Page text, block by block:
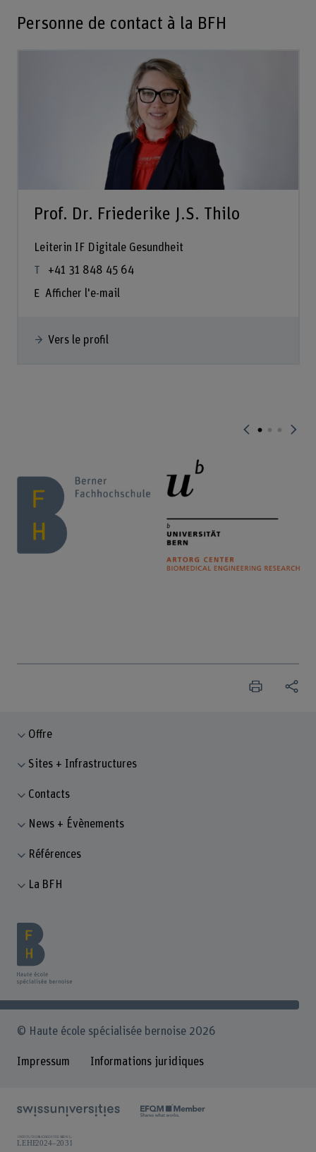
Personne de contact à la BFH
Prof. Dr. Friederike J.S. Thilo
Leiterin IF Digitale Gesundheit
+41 31 848 45 64
Afficher l'e-mail
Vers le profil
Offre
Sites + Infrastructures
Contacts
News + Évènements
Références
La BFH
© Haute école spécialisée bernoise 2026
Impressum Informations juridiques